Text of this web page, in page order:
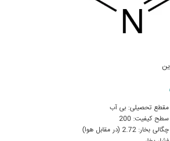
مقطع تحصیلی: بی آب
سطح کیفیت: 200
چگالی بخار: 2.72 (در مقابل هوا)